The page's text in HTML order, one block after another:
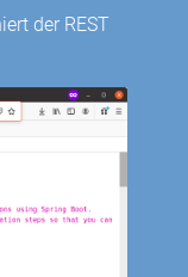
der REST